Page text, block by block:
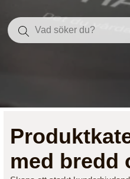
Sök
med bredd